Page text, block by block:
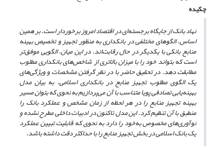
چکیده
نهاد بانک از جایگاه برجسته‌ای در اقتصاد امروز برخوردار است. بر همین
اساس، الگوهای مختلفی در بانکداری به منظور تجهیز و تخصیص بهینه
منابع بانکی با یکدیگر در حال رقابت‌اند. در این میان، الگویی موفق‌تر
است که بتواند خود را با میزان بالاتری از شاخص‌های بانکداری مطلوب
مطابقت دهد. در تحقیق حاضر با در نظر گرفتن مشخصات و ویژگی‌های
یک الگوی مطلوب تجهیز منابع در بانکداری اسلامی، به بیان مدل
بهینه‌یابی تصادفی پویا متناسب با آن می‌پردازیم به نحوی که بتوان مسیر
بهینه تجهیز منابع را در هر لحظه از زمان مشخص و عملکرد بانک را
منطبق با آن تنظیم کرد. این مدل تا‌کنون در ادبیات داخلی مطرح نشده و
نوآوری‌های مخصوص به‌خود را دارد به نحوی که قابلیت تبیین عملکرد
یک بانک اسلامی در بخش تجهیز منابع را با حداکثر دقت داشته باشد.